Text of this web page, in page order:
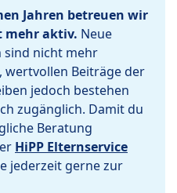
Jahren betreuen wir
mehr aktiv. Neue
sind nicht mehr
wertvollen Beiträge der
jedoch bestehen
zugänglich. Damit du
Beratung
HiPP Elternservice
jederzeit gerne zur